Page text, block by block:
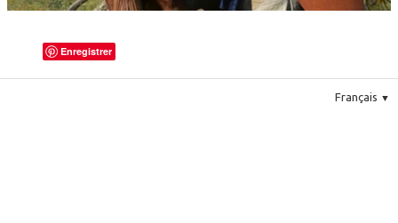
Enregistrer
Français ▼